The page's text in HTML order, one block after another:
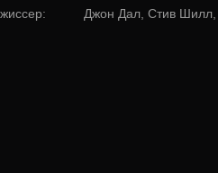
: Джон Дал, Стив Шилл,